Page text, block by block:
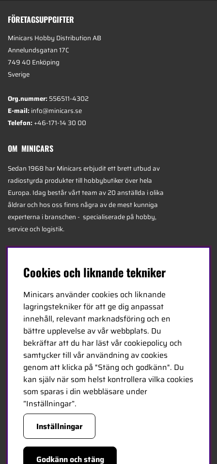
FÖRETAGSUPPGIFTER
Minicars Hobby Distribution AB
Annelundsgatan 17C
749 40 Enköping
Sverige
Org.nummer:556511-4302
E-mail:info@minicars.se
Telefon:+46-171-14 30 00
OM MINICARS
Sedan 1968 har Minicars erbjudit ett brett utbud av
radiostyrda produkter till hobbybutiker över hela
Europa. Idag består vårt team av 20 anställda i olika
åldrar och hos oss finns några av de mest kunniga
experterna i branschen - specialiserade på hobby,
service och logistik.
strategiskt placerat längs E18 mellan Stockholm och
MINICARS.SE
Svenska
Kontakta oss
Bli återförsäljare
Bli leverantör
Jobba hos oss
FÖLJ OSS
Facebook
Cookies och liknande tekniker
Minicars använder cookies och liknande
lagringstekniker för att ge dig anpassat
innehåll, relevant marknadsföring och en
bättre upplevelse av vår webbplats. Du
bekräftar att du har läst vår cookiepolicy och
samtycker till vår användning av cookies
genom att klicka på "Stäng och godkänn". Du
kan själv när som helst kontrollera vilka cookies
som sparas i din webbläsare under
”Inställningar”.
Inställningar
Godkänn och stäng